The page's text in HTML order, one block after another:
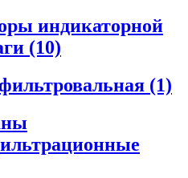
индикаторной
(10)
(1)